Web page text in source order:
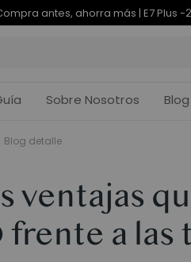
antes, ahorra más | E7 Plus -
Sobre Nosotros Blog
Blog detalle
ventajas
frente a